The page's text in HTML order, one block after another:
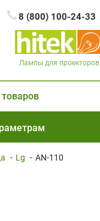
8 (800) 100-24-33
Лампы для проекторов
- Lg - AN-110